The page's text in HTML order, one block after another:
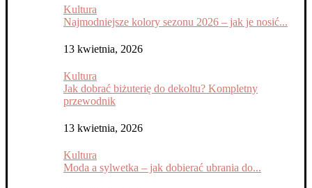
Kultura
Najmodniejsze kolory sezonu 2026 – jak je nosić...
13 kwietnia, 2026
Kultura
Jak dobrać biżuterię do dekoltu? Kompletny
przewodnik
13 kwietnia, 2026
Kultura
Moda a sylwetka – jak dobierać ubrania do...